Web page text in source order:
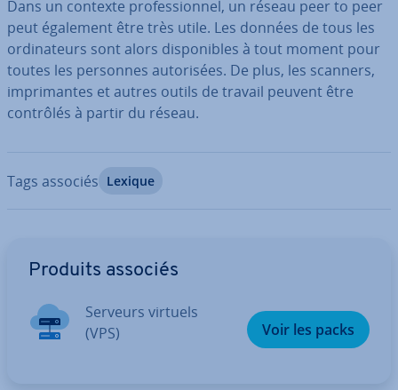
Dans un contexte pro­fes­sion­nel, un réseau peer to peer
peut également être très utile. Les données de tous les
or­di­na­teurs sont alors dis­po­nibles à tout moment pour
toutes les personnes au­to­ri­sées. De plus, les scanners,
im­pri­mantes et autres outils de travail peuvent être
contrôlés à partir du réseau.
Tags associés Lexique
Produits associés
Serveurs virtuels
(VPS)
Voir les packs